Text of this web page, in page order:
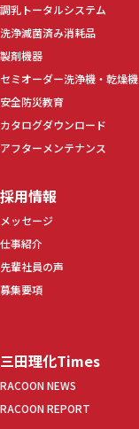
調乳トータルシステム
洗浄滅菌済み消耗品
製剤機器
セミオーダー洗浄機・乾燥機
安全防災教育
カタログダウンロード
アフターメンテナンス
採用情報
メッセージ
仕事紹介
先輩社員の声
募集要項
三田理化Times
RACOON NEWS
RACOON REPORT